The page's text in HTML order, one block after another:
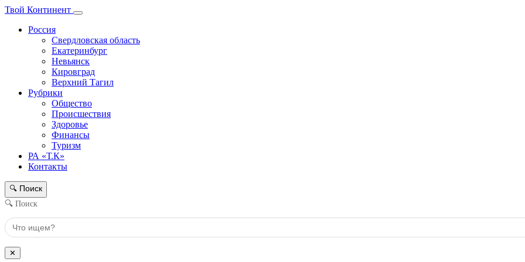
Твой Континент
Россия
Свердловская область
Екатеринбург
Невьянск
Кировград
Верхний Тагил
Рубрики
Общество
Происшествия
Здоровье
Финансы
Туризм
РА «Т.К»
Контакты
🔍 Поиск
🔍 Поиск
✕